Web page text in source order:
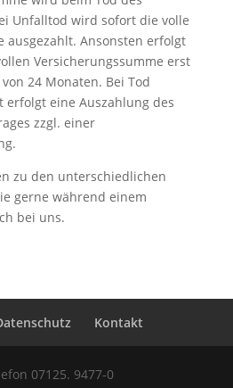
Unfalltod wird sofort die volle
ausgezahlt. Ansonsten erfolgt
Versicherungssumme erst
24 Monaten. Bei Tod
erfolgt eine Auszahlung des
zzgl. einer
zu den unterschiedlichen
gerne während einem
bei uns.
Kontakt
07125. 9477-0